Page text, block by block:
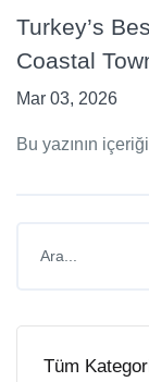
Turkey’s
Coastal
Mar 03, 2026
Bu yazının
Tüm